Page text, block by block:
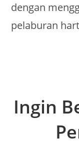
dengan
pelaburan
Ingin